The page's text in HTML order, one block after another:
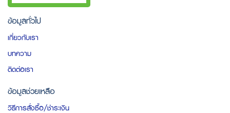
ข้อมูลทั่วไป
เกี่ยวกับเรา
บทความ
ติดต่อเรา
ข้อมูลช่วยเหลือ
วิธีการสั่งซื้อ/ชำระเงิน